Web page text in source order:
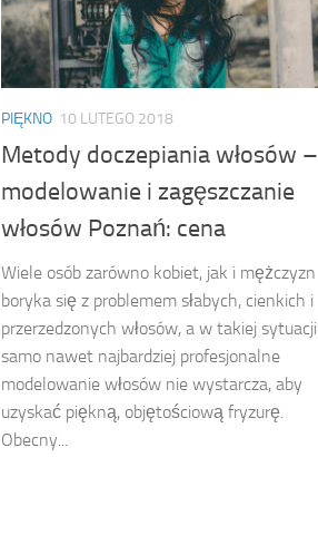
PIĘKNO 10 LUTEGO 2018
Metody doczepiania włosów –
modelowanie i zagęszczanie
włosów Poznań: cena
Wiele osób zarówno kobiet, jak i mężczyzn
boryka się z problemem słabych, cienkich i
przerzedzonych włosów, a w takiej sytuacji
samo nawet najbardziej profesjonalne
modelowanie włosów nie wystarcza, aby
uzyskać piękną, objętościową fryzurę.
Obecny...